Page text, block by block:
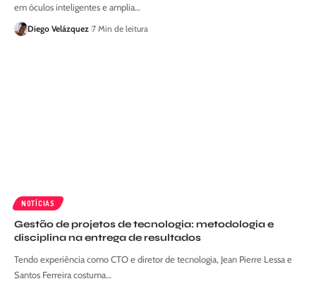
em óculos inteligentes e amplia…
Diego Velázquez 7 Min de leitura
NOTÍCIAS
Gestão de projetos de tecnologia: metodologia e
disciplina na entrega de resultados
Tendo experiência como CTO e diretor de tecnologia, Jean Pierre Lessa e
Santos Ferreira costuma…